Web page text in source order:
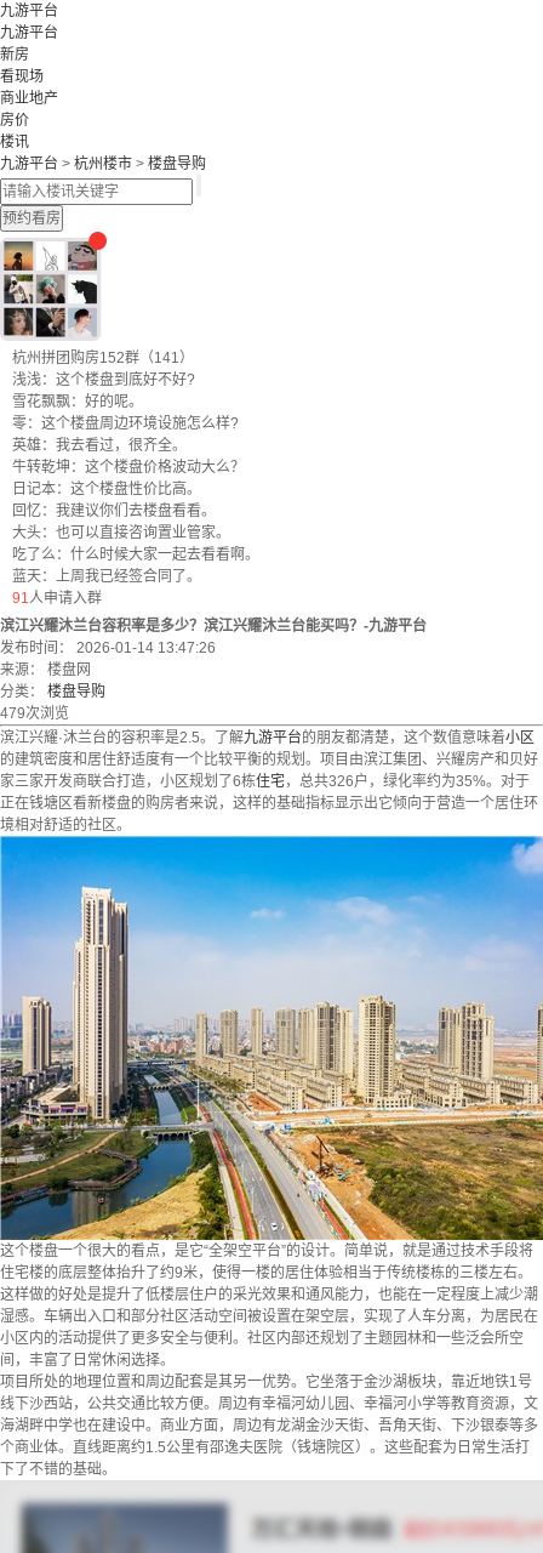
九游平台
九游平台
新房
看现场
商业地产
房价
楼讯
九游平台 > 杭州楼市 > 楼盘导购
预约看房
杭州拼团购房152群（141）
浅浅：这个楼盘到底好不好?
雪花飘飘：好的呢。
零：这个楼盘周边环境设施怎么样?
英雄：我去看过，很齐全。
牛转乾坤：这个楼盘价格波动大么？
日记本：这个楼盘性价比高。
回忆：我建议你们去楼盘看看。
大头：也可以直接咨询置业管家。
吃了么：什么时候大家一起去看看啊。
蓝天：上周我已经签合同了。
91人申请入群
滨江兴耀沐兰台容积率是多少？滨江兴耀沐兰台能买吗？-九游平台
发布时间： 2026-01-14 13:47:26
来源： 楼盘网
分类： 楼盘导购
479次浏览
滨江兴耀·沐兰台的容积率是2.5。了解九游平台的朋友都清楚，这个数值意味着小区
的建筑密度和居住舒适度有一个比较平衡的规划。项目由滨江集团、兴耀房产和贝好
家三家开发商联合打造，小区规划了6栋住宅，总共326户，绿化率约为35%。对于
正在钱塘区看新楼盘的购房者来说，这样的基础指标显示出它倾向于营造一个居住环
境相对舒适的社区。
这个楼盘一个很大的看点，是它“全架空平台”的设计。简单说，就是通过技术手段将
住宅楼的底层整体抬升了约9米，使得一楼的居住体验相当于传统楼栋的三楼左右。
这样做的好处是提升了低楼层住户的采光效果和通风能力，也能在一定程度上减少潮
湿感。车辆出入口和部分社区活动空间被设置在架空层，实现了人车分离，为居民在
小区内的活动提供了更多安全与便利。社区内部还规划了主题园林和一些泛会所空
间，丰富了日常休闲选择。
项目所处的地理位置和周边配套是其另一优势。它坐落于金沙湖板块，靠近地铁1号
线下沙西站，公共交通比较方便。周边有幸福河幼儿园、幸福河小学等教育资源，文
海湖畔中学也在建设中。商业方面，周边有龙湖金沙天街、吾角天街、下沙银泰等多
个商业体。直线距离约1.5公里有邵逸夫医院（钱塘院区）。这些配套为日常生活打
下了不错的基础。